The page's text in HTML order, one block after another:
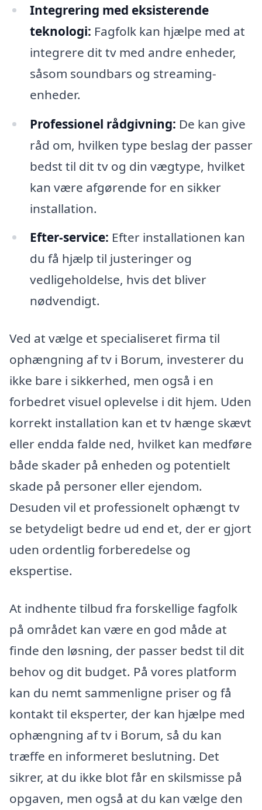
Integrering med eksisterende
teknologi: Fagfolk kan hjælpe med at
integrere dit tv med andre enheder,
såsom soundbars og streaming-
enheder.
Professionel rådgivning: De kan give
råd om, hvilken type beslag der passer
bedst til dit tv og din vægtype, hvilket
kan være afgørende for en sikker
installation.
Efter-service: Efter installationen kan
du få hjælp til justeringer og
vedligeholdelse, hvis det bliver
nødvendigt.
Ved at vælge et specialiseret firma til
ophængning af tv i Borum, investerer du
ikke bare i sikkerhed, men også i en
forbedret visuel oplevelse i dit hjem. Uden
korrekt installation kan et tv hænge skævt
eller endda falde ned, hvilket kan medføre
både skader på enheden og potentielt
skade på personer eller ejendom.
Desuden vil et professionelt ophængt tv
se betydeligt bedre ud end et, der er gjort
uden ordentlig forberedelse og
ekspertise.
At indhente tilbud fra forskellige fagfolk
på området kan være en god måde at
finde den løsning, der passer bedst til dit
behov og dit budget. På vores platform
kan du nemt sammenligne priser og få
kontakt til eksperter, der kan hjælpe med
ophængning af tv i Borum, så du kan
træffe en informeret beslutning. Det
sikrer, at du ikke blot får en skilsmisse på
opgaven, men også at du kan vælge den